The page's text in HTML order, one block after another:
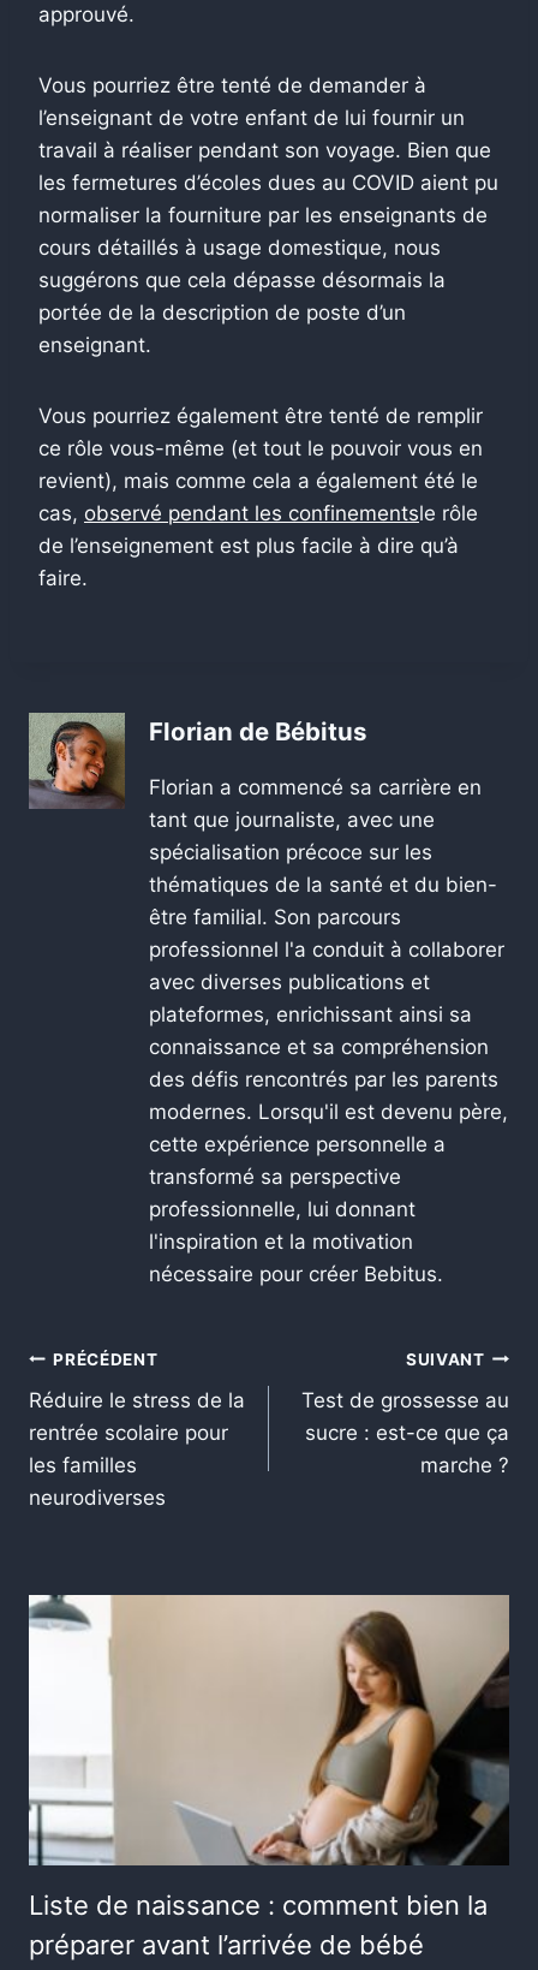
approuvé.
Vous pourriez être tenté de demander à
l’enseignant de votre enfant de lui fournir un
travail à réaliser pendant son voyage. Bien que
les fermetures d’écoles dues au COVID aient pu
normaliser la fourniture par les enseignants de
cours détaillés à usage domestique, nous
suggérons que cela dépasse désormais la
portée de la description de poste d’un
enseignant.
Vous pourriez également être tenté de remplir
ce rôle vous-même (et tout le pouvoir vous en
revient), mais comme cela a également été le
cas, observé pendant les confinementsle rôle
de l’enseignement est plus facile à dire qu’à
faire.
Florian de Bébitus
Florian a commencé sa carrière en
tant que journaliste, avec une
spécialisation précoce sur les
thématiques de la santé et du bien-
être familial. Son parcours
professionnel l'a conduit à collaborer
avec diverses publications et
plateformes, enrichissant ainsi sa
connaissance et sa compréhension
des défis rencontrés par les parents
modernes. Lorsqu'il est devenu père,
cette expérience personnelle a
transformé sa perspective
professionnelle, lui donnant
l'inspiration et la motivation
nécessaire pour créer Bebitus.
PRÉCÉDENT
Réduire le stress de la
rentrée scolaire pour
les familles
neurodiverses
SUIVANT
Test de grossesse au
sucre : est-ce que ça
marche ?
Liste de naissance : comment bien la
préparer avant l’arrivée de bébé